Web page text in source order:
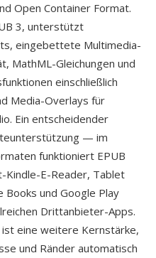
Open Container Format.
3, unterstützt
eingebettete Multimedia-
MathML-Gleichungen und
einschließlich
Media-Overlays für
Ein entscheidender
— im
funktioniert EPUB
Kindle-E-Reader, Tablet
Books und Google Play
Drittanbieter-Apps.
eine weitere Kernstärke,
und Ränder automatisch